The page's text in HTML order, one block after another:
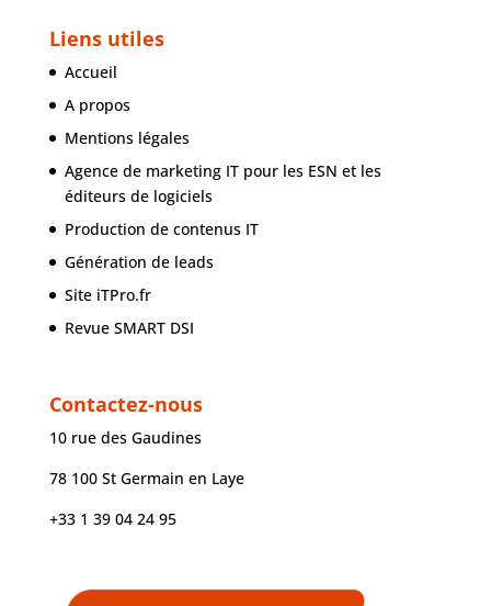
Liens utiles
Accueil
A propos
Mentions légales
Agence de marketing IT pour les ESN et les
éditeurs de logiciels
Production de contenus IT
Génération de leads
Site iTPro.fr
Revue SMART DSI
Contactez-nous
10 rue des Gaudines
78 100 St Germain en Laye
+33 1 39 04 24 95